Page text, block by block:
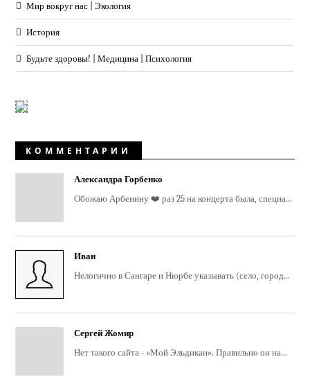
Мир вокруг нас | Экология
История
Будьте здоровы! | Медицина | Психология
КОММЕНТАРИИ
Александра Горбенко
Обожаю Арбенину ❤️ раз 25 на концерта была, специа...
Иван
Нелогично в Сангаре и Нюрбе указывать (село, город...
Сергей Жомир
Нет такого сайта - «Мой Эльдикан». Правильно он на...